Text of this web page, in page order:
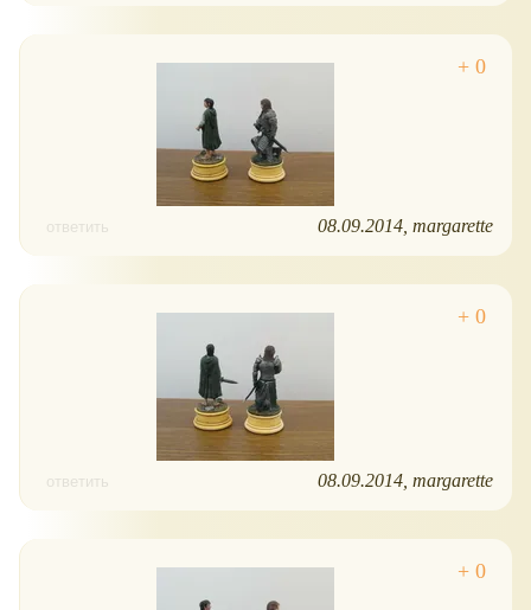
ответить 08.09.2014 margarette
ответить 08.09.2014 margarette